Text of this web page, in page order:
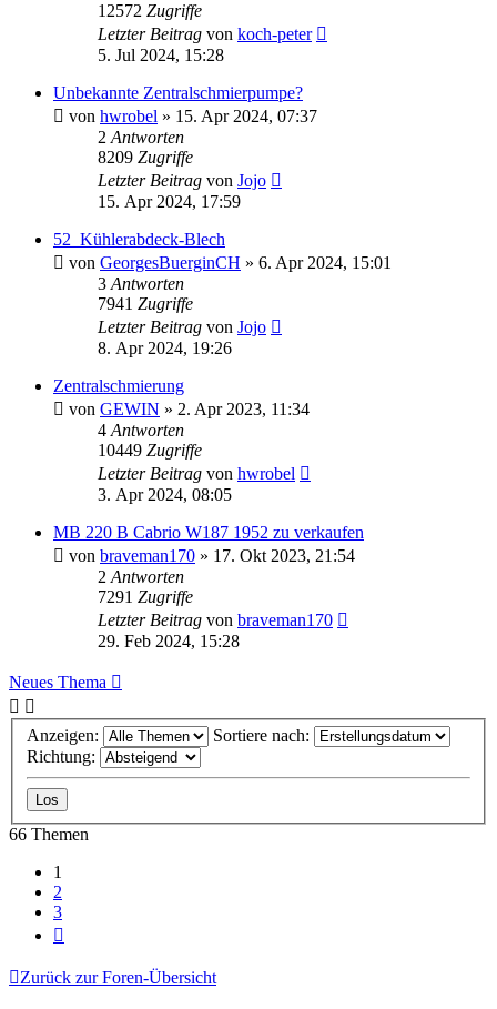
12572 Zugriffe
Letzter Beitrag von koch-peter
5. Jul 2024, 15:28
Unbekannte Zentralschmierpumpe?
von hwrobel » 15. Apr 2024, 07:37
2 Antworten
8209 Zugriffe
Letzter Beitrag von Jojo
15. Apr 2024, 17:59
52_Kühlerabdeck-Blech
von GeorgesBuerginCH » 6. Apr 2024, 15:01
3 Antworten
7941 Zugriffe
Letzter Beitrag von Jojo
8. Apr 2024, 19:26
Zentralschmierung
von GEWIN » 2. Apr 2023, 11:34
4 Antworten
10449 Zugriffe
Letzter Beitrag von hwrobel
3. Apr 2024, 08:05
MB 220 B Cabrio W187 1952 zu verkaufen
von braveman170 » 17. Okt 2023, 21:54
2 Antworten
7291 Zugriffe
Letzter Beitrag von braveman170
29. Feb 2024, 15:28
Neues Thema
Anzeigen:
Sortiere nach:
Richtung:
66 Themen
1
2
3
Zurück zur Foren-Übersicht